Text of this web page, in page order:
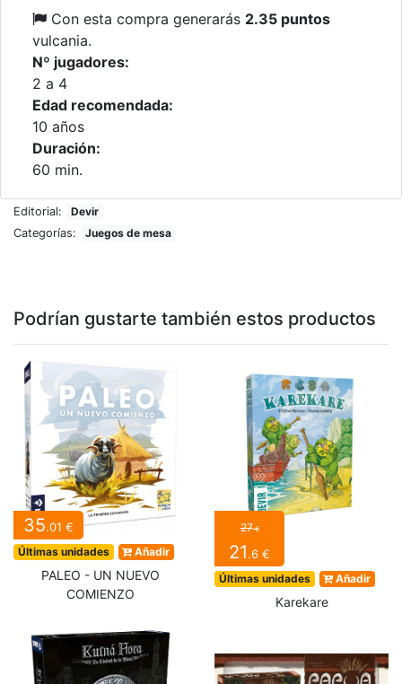
Con esta compra generarás 2.35 puntos
vulcania.
Nº jugadores:
2 a 4
Edad recomendada:
10 años
Duración:
60 min.
Editorial:
Devir
Categorías:
Juegos de mesa
Podrían gustarte también estos productos
35.01 €
Últimas unidades Añadir
PALEO - UN NUEVO
COMIENZO
27€
21.6 €
Últimas unidades Añadir
Karekare